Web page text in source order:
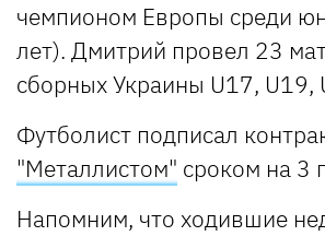
чемпионом Европы среди
лет). Дмитрий провел 23
сборных Украины U17, U19,
Футболист подписал
"Металлистом" сроком на 3
Напомним, что ходившие